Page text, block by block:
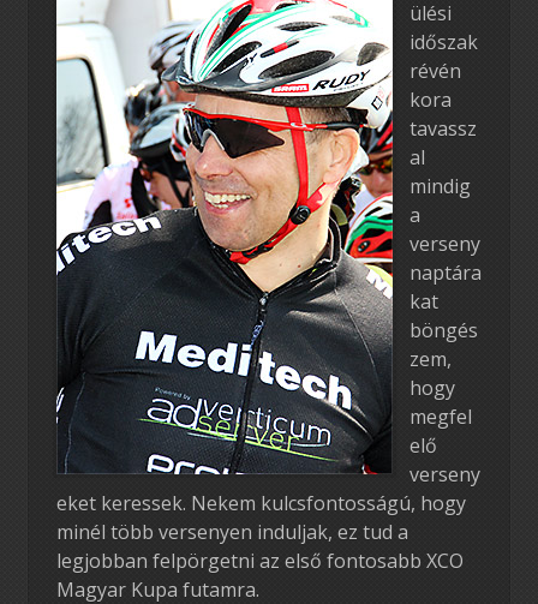
ülési
időszak
révén
kora
tavassz
al
mindig
a
verseny
naptára
kat
böngés
zem,
hogy
megfel
elő
verseny
eket keressek. Nekem kulcsfontosságú, hogy
minél több versenyen induljak, ez tud a
legjobban felpörgetni az első fontosabb XCO
Magyar Kupa futamra.